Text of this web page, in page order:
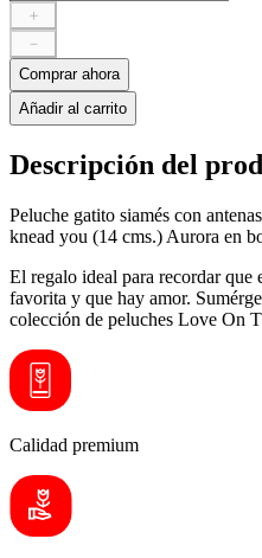
＋
－
Comprar ahora
Añadir al carrito
Descripción del
Peluche gatito siamés con
knead you (14 cms.) Aurora en
El regalo ideal para recordar que
favorita y que hay amor.
colección de peluches Love On
Calidad premium